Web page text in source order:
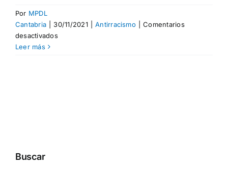
Por MPDL
Cantabria
30/11/2021 Antirracismo
Comentarios
desactivadosen
Leer más
Buscar